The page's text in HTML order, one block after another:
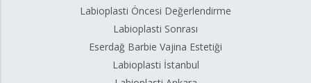
Labioplasti Öncesi Değerlendirme
Labioplasti Sonrası
Eserdağ Barbie Vajina Estetiği
Labioplasti İstanbul